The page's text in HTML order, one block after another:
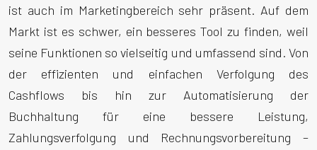
ist auch im Marketingbereich sehr präsent. Auf dem
Markt ist es schwer, ein besseres Tool zu finden, weil
seine Funktionen so vielseitig und umfassend sind. Von
der effizienten und einfachen Verfolgung des
Cashflows bis hin zur Automatisierung der
Buchhaltung für eine bessere Leistung,
Zahlungsverfolgung und Rechnungsvorbereitung –